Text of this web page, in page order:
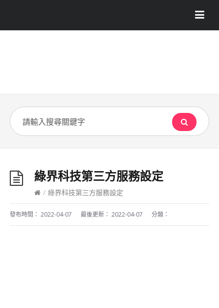
綠界科技第三方服務設定
/ 綠界科技第三方服務設定
發布時間： 2022-04-07 最後更新： 2022-04-07 分類：